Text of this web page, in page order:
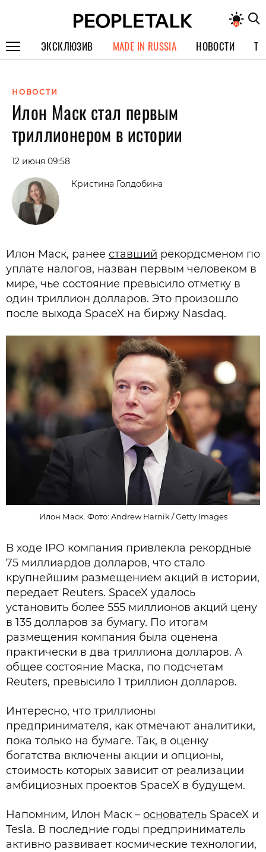
ЭКСКЛЮЗИВ
СПЕЦПРОЕКТЫ
ИНТЕРВЬЮ
ПОКОЛЕНИЕ
MADE IN RUSSIA НОВОСТИ
НОВОСТИ
Илон Маск стал первым
триллионером в истории
12 июня 09:58
Кристина Голдобина
Илон Маск, ранее ставший рекордсменом по
уплате налогов, назван первым человеком в
мире, чье состояние превысило отметку в
один триллион долларов. Это произошло
после выхода SpaceX на биржу Nasdaq.
Илон Маск. Фото: Andrew Harnik / Getty Images
В ходе IPO компания привлекла рекордные
75 миллиардов долларов, что стало
крупнейшим размещением акций в истории,
передает Reuters. SpaceX удалось
установить более 555 миллионов акций цену
в 135 долларов за бумагу. По итогам
размещения компания была оценена
практически в два триллиона долларов. А
общее состояние Маска, по подсчетам
Reuters, превысило 1 триллион долларов.
Интересно, что триллионы
предпринимателя, как отмечают аналитики,
пока только на бумаге. Так, в оценку
богатства включены акции и опционы,
стоимость которых зависит от реализации
амбициозных проектов SpaceX в будущем.
Напомним, Илон Маск – основатель SpaceX и
Tesla. В последние годы предприниматель
активно развивает космические технологии,